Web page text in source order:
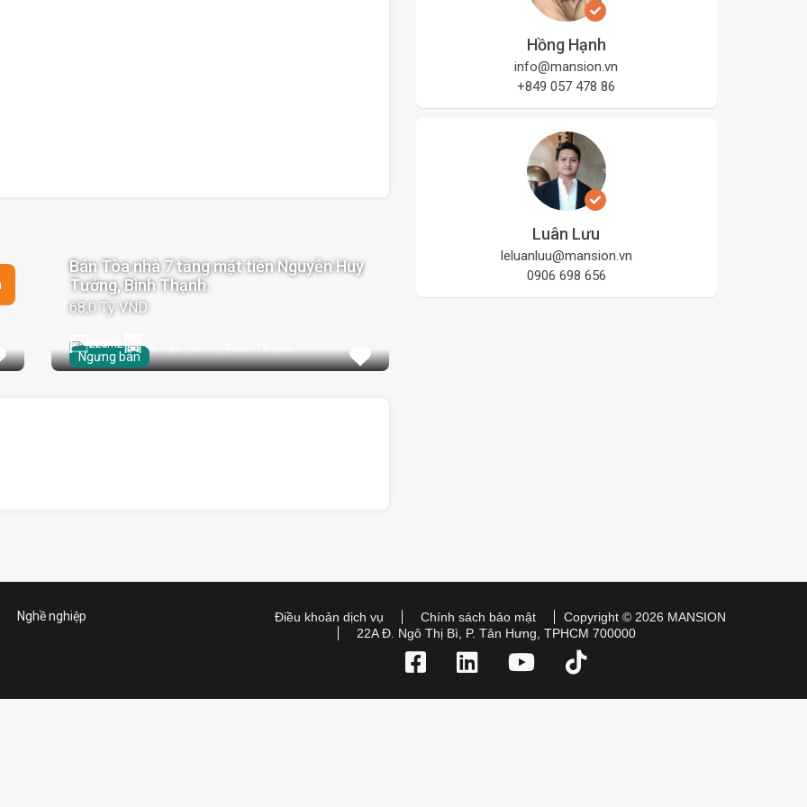
Ngưng bán
Bán Tòa nhà 7 tầng mặt tiền Nguyễn Huy
Tưởng, Bình Thạnh.
68,0 Tỷ VND
228m2 1
Hồng Hạnh
info@mansion.vn
+849 057 478 86
Luân Lưu
leluanluu@mansion.vn
0906 698 656
Nghề nghiệp
Điều khoản dịch vụ Chính sách bảo mật
Copyright © 2026 MANSION
22A Đ. Ngô Thị Bì, P. Tân Hưng, TPHCM 700000